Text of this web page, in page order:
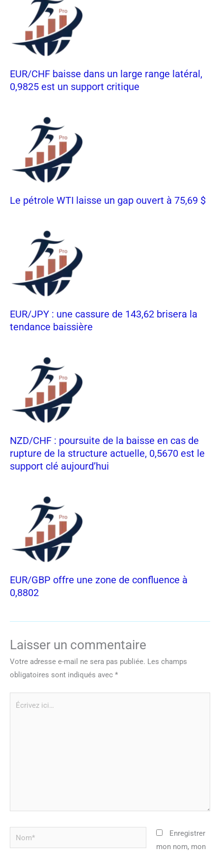
EUR/CHF baisse dans un large range latéral,
0,9825 est un support critique
Le pétrole WTI laisse un gap ouvert à 75,69 $
EUR/JPY : une cassure de 143,62 brisera la
tendance baissière
NZD/CHF : poursuite de la baisse en cas de
rupture de la structure actuelle, 0,5670 est le
support clé aujourd’hui
EUR/GBP offre une zone de confluence à
0,8802
Laisser un commentaire
Votre adresse e-mail ne sera pas publiée. Les champs
obligatoires sont indiqués avec *
Nom*
Enregistrer
mon nom, mon